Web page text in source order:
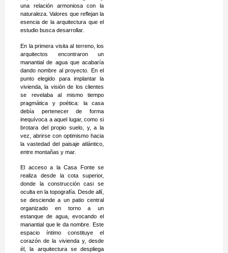
una relación armoniosa con la
naturaleza. Valores que reflejan la
esencia de la arquitectura que el
estudio busca desarrollar.
En la primera visita al terreno, los
arquitectos encontraron un
manantial de agua que acabaría
dando nombre al proyecto. En el
punto elegido para implantar la
vivienda, la visión de los clientes
se revelaba al mismo tiempo
pragmática y poética: la casa
debía pertenecer de forma
inequívoca a aquel lugar, como si
brotara del propio suelo, y, a la
vez, abrirse con optimismo hacia
la vastedad del paisaje atlántico,
entre montañas y mar.
El acceso a la Casa Fonte se
realiza desde la cota superior,
donde la construcción casi se
oculta en la topografía. Desde allí,
se desciende a un patio central
organizado en torno a un
estanque de agua, evocando el
manantial que le da nombre. Este
espacio íntimo constituye el
corazón de la vivienda y, desde
él, la arquitectura se despliega